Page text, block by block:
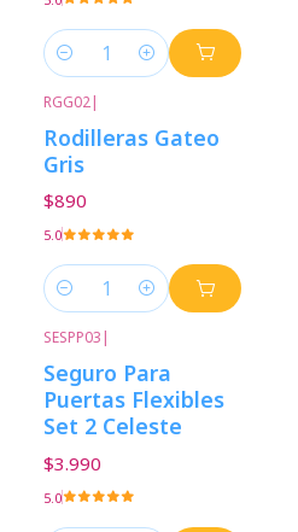
Cantidad
RGG02|
Rodilleras Gateo
Gris
$890
5.0
Cantidad
SESPP03 |
Seguro Para
Puertas Flexibles
Set 2 Celeste
$3.990
5.0